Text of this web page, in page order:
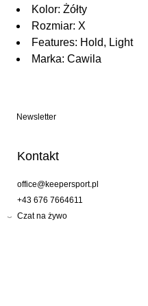
Kolor: Żółty
Rozmiar: X
Features: Hold, Light
Marka: Cawila
Newsletter
Kontakt
office@keepersport.pl
+43 676 7664611
Czat na żywo